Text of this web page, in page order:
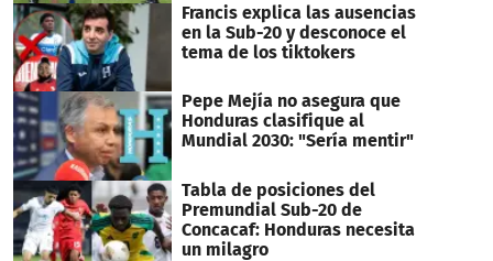
Francis explica las ausencias
en la Sub-20 y desconoce el
tema de los tiktokers
Pepe Mejía no asegura que
Honduras clasifique al
Mundial 2030: "Sería mentir"
Tabla de posiciones del
Premundial Sub-20 de
Concacaf: Honduras necesita
un milagro